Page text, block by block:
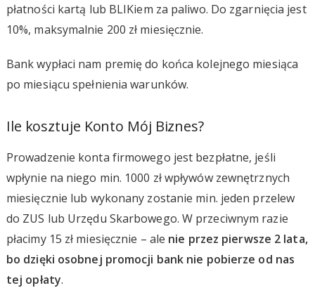
płatności kartą lub BLIKiem za paliwo. Do zgarnięcia jest
10%, maksymalnie 200 zł miesięcznie.
Bank wypłaci nam premię do końca kolejnego miesiąca
po miesiącu spełnienia warunków.
Ile kosztuje Konto Mój Biznes?
Prowadzenie konta firmowego jest bezpłatne, jeśli
wpłynie na niego min. 1000 zł wpływów zewnętrznych
miesięcznie lub wykonany zostanie min. jeden przelew
do ZUS lub Urzędu Skarbowego. W przeciwnym razie
płacimy 15 zł miesięcznie – ale nie przez pierwsze 2 lata,
bo dzięki osobnej promocji bank nie pobierze od nas
tej opłaty.